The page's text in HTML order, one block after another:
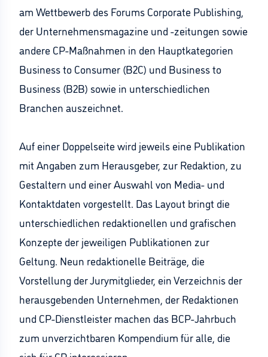
am Wettbewerb des Forums Corporate Publishing,
der Unternehmensmagazine und -zeitungen sowie
andere CP-Maßnahmen in den Hauptkategorien
Business to Consumer (B2C) und Business to
Business (B2B) sowie in unterschiedlichen
Branchen auszeichnet.
Auf einer Doppelseite wird jeweils eine Publikation
mit Angaben zum Herausgeber, zur Redaktion, zu
Gestaltern und einer Auswahl von Media- und
Kontaktdaten vorgestellt. Das Layout bringt die
unterschiedlichen redaktionellen und grafischen
Konzepte der jeweiligen Publikationen zur
Geltung. Neun redaktionelle Beiträge, die
Vorstellung der Jurymitglieder, ein Verzeichnis der
herausgebenden Unternehmen, der Redaktionen
und CP-Dienstleister machen das BCP-Jahrbuch
zum unverzichtbaren Kompendium für alle, die